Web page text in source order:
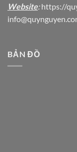
Website:https://
BẢN ĐỒ